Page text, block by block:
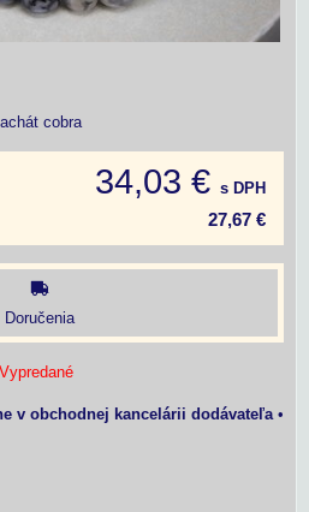
cobra
34,03 € s DPH
27,67 €
Doručenia
Vypredané
v obchodnej kancelárii dodávateľa•